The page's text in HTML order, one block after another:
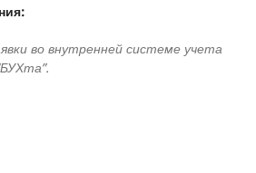
во внутренней системе учета